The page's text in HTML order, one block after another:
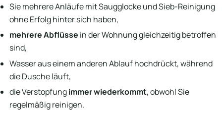
Sie mehrere Anläufe mit Saugglocke und Sieb-Reinigung
ohne Erfolg hinter sich haben,
mehrere Abflüsse in der Wohnung gleichzeitig betroffen
sind,
Wasser aus einem anderen Ablauf hochdrückt, während
die Dusche läuft,
die Verstopfungimmer wiederkommt, obwohl Sie
regelmäßig reinigen.